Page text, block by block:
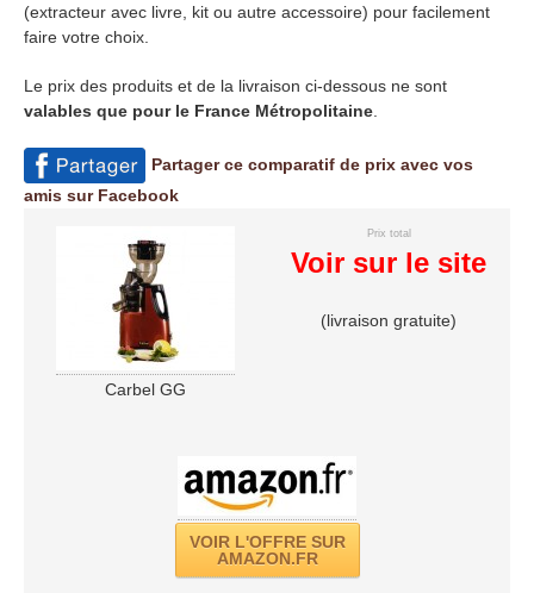
(extracteur avec livre, kit ou autre accessoire) pour facilement
faire votre choix.
Le prix des produits et de la livraison ci-dessous ne sont
valables que pour le France Métropolitaine.
Partager ce comparatif de prix avec vos
amis sur Facebook
Carbel GG
Prix total
Voir sur le site
(livraison gratuite)
VOIR L'OFFRE SUR
AMAZON.FR